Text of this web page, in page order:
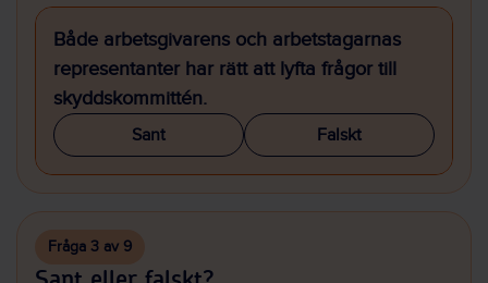
Både arbetsgivarens och arbetstagarnas
representanter har rätt att lyfta frågor till
skyddskommittén.
Sant Falskt
Fråga 3 av 9